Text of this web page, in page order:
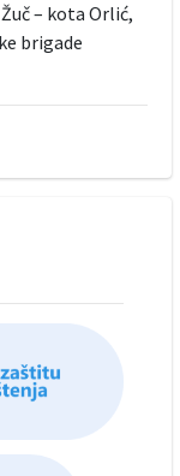
– kota Orlić,
brigade